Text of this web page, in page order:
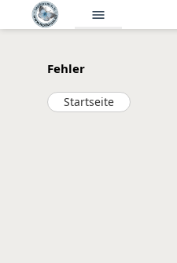
menu
Fehler
Startseite